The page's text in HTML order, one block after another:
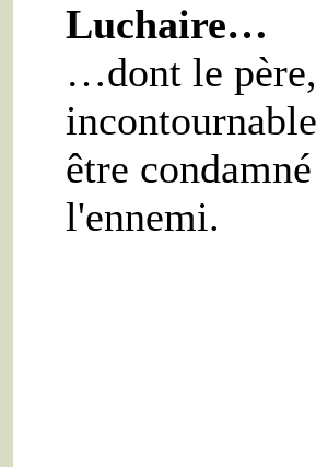
Luchaire…
…dont le
être
l'ennemi.